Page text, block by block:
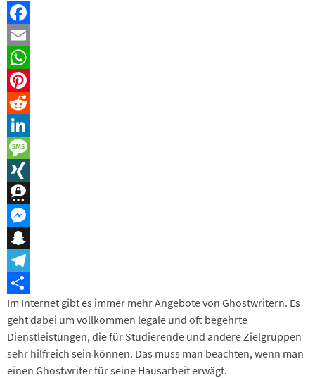
Facebook
Email
WhatsApp
Pinterest
Reddit
LinkedIn
Message
XING
Threema
Messenger
Snapchat
Telegram
Teilen
Im Internet gibt es immer mehr Angebote von Ghostwritern. Es
geht dabei um vollkommen legale und oft begehrte
Dienstleistungen, die für Studierende und andere Zielgruppen
sehr hilfreich sein können. Das muss man beachten, wenn man
einen Ghostwriter für seine Hausarbeit erwägt.